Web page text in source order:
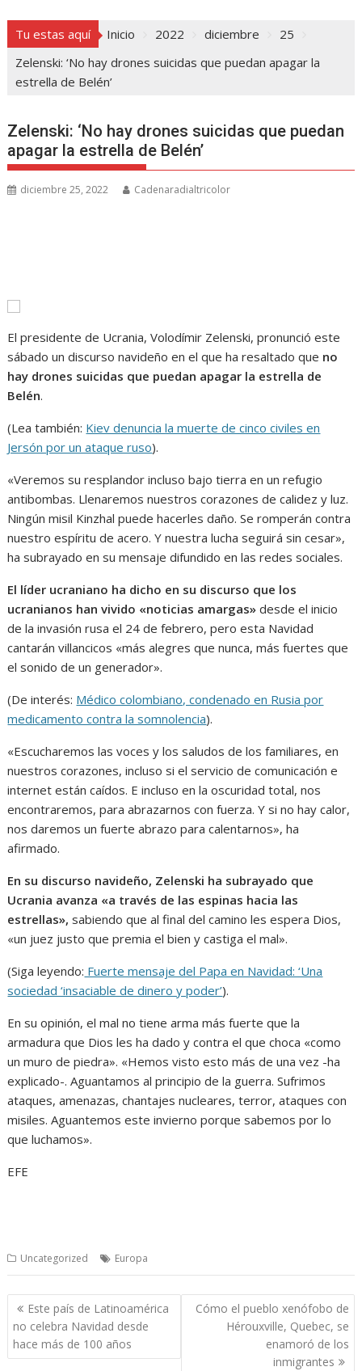
Tu estas aquí Inicio 2022 diciembre
25
Zelenski: ‘No hay drones suicidas que puedan apagar la
estrella de Belén’
Zelenski: ‘No hay drones suicidas que puedan
apagar la estrella de Belén’
diciembre 25, 2022 Cadenaradialtricolor
El presidente de Ucrania, Volodímir Zelenski, pronunció este
sábado un discurso navideño en el que ha resaltado que no
hay drones suicidas que puedan apagar la estrella de
Belén.
(Lea también: Kiev denuncia la muerte de cinco civiles en
Jersón por un ataque ruso).
«Veremos su resplandor incluso bajo tierra en un refugio
antibombas. Llenaremos nuestros corazones de calidez y luz.
Ningún misil Kinzhal puede hacerles daño. Se romperán contra
nuestro espíritu de acero. Y nuestra lucha seguirá sin cesar»,
ha subrayado en su mensaje difundido en las redes sociales.
El líder ucraniano ha dicho en su discurso que los
ucranianos han vivido «noticias amargas» desde el inicio
de la invasión rusa el 24 de febrero, pero esta Navidad
cantarán villancicos «más alegres que nunca, más fuertes que
el sonido de un generador».
(De interés: Médico colombiano, condenado en Rusia por
medicamento contra la somnolencia).
«Escucharemos las voces y los saludos de los familiares, en
nuestros corazones, incluso si el servicio de comunicación e
internet están caídos. E incluso en la oscuridad total, nos
encontraremos, para abrazarnos con fuerza. Y si no hay calor,
nos daremos un fuerte abrazo para calentarnos», ha
afirmado.
En su discurso navideño, Zelenski ha subrayado que
Ucrania avanza «a través de las espinas hacia las
estrellas», sabiendo que al final del camino les espera Dios,
«un juez justo que premia el bien y castiga el mal».
(Siga leyendo: Fuerte mensaje del Papa en Navidad: ‘Una
sociedad ‘insaciable de dinero y poder’).
En su opinión, el mal no tiene arma más fuerte que la
armadura que Dios les ha dado y contra el que choca «como
un muro de piedra». «Hemos visto esto más de una vez -ha
explicado-. Aguantamos al principio de la guerra. Sufrimos
ataques, amenazas, chantajes nucleares, terror, ataques con
misiles. Aguantemos este invierno porque sabemos por lo
que luchamos».
EFE
Uncategorized Europa
Navegación
de
entradas
Este país de Latinoamérica
no celebra Navidad desde
hace más de 100 años
Cómo el pueblo xenófobo de
Hérouxville, Quebec, se
enamoró de los
inmigrantes